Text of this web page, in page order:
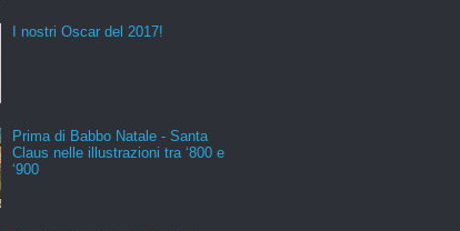
I nostri Oscar del 2017!
Prima di Babbo Natale - Santa
Claus nelle illustrazioni tra ‘800 e
‘900